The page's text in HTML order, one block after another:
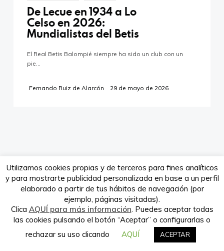
De Lecue en 1934 a Lo
Celso en 2026:
Mundialistas del Betis
El Real Betis Balompié siempre ha sido un club con un
pie…
Fernando Ruiz de Alarcón 29 de mayo de 2026
Verdeando.es es propiedad de la
Utilizamos cookies propias y de terceros para fines analíticos
y para mostrarte publicidad personalizada en base a un perfil
elaborado a partir de tus hábitos de navegación (por
ejemplo, páginas visitadas).
Clica AQUÍ para más información. Puedes aceptar todas
las cookies pulsando el botón “Aceptar” o configurarlas o
rechazar su uso clicando
AQUÍ ACEPTAR